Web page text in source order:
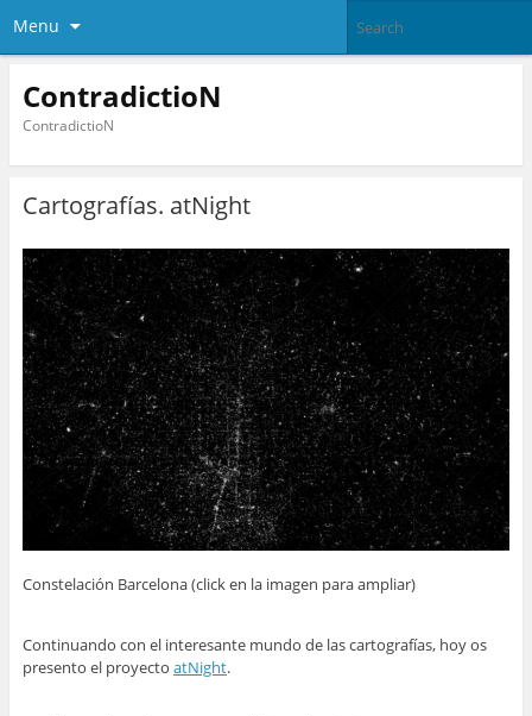
Menu
ContradictioN
ContradictioN
Cartografías. atNight
Constelación Barcelona (click en la imagen para ampliar)
Continuando con el interesante mundo de las cartografías, hoy os
presento el proyecto atNight.